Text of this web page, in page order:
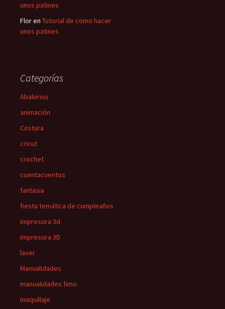
unos patines
Floren Tutorial de como hacer
unos patines
Categorías
Abalorios
animación
Costura
cricut
crochet
cuentacuentos
fantasia
fiesta temática de cumpleaños
impresora 3d
impresora 3D
laser
Manualidades
manualidades fimo
maquillaje